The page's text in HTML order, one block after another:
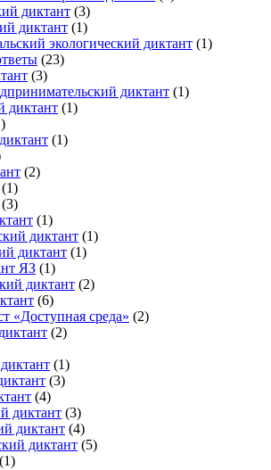
диктант (3)
диктант (1)
экологический диктант (1)
(23)
(3)
диктант (1)
диктант (1)
(1)
(2)
(1)
(3)
(1)
диктант (1)
диктант (1)
ЯЗ (1)
диктант (2)
(6)
«Доступная среда» (2)
(2)
(1)
(3)
(4)
диктант (3)
диктант (4)
диктант (5)
(1)